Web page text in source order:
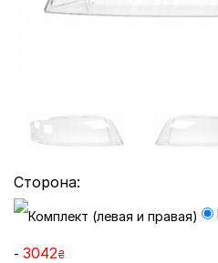
Сторона:
- 3042₴